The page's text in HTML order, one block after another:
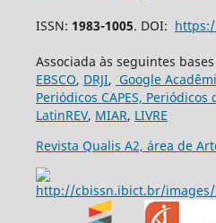
ISSN: 1983-1005. DOI:
Associada às seguintes
EBSCO, DRJI, Google
Periódicos CAPES, Periódicos
LatinREV, MIAR, LIVRE
Revista Qualis A2, área de